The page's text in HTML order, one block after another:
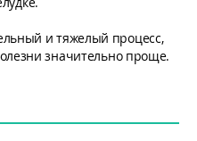
и тяжелый процесс,
значительно проще.